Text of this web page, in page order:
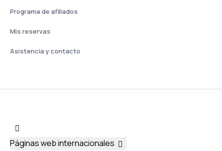
Programa de afiliados
Mis reservas
Asistencia y contacto
Páginas web internacionales